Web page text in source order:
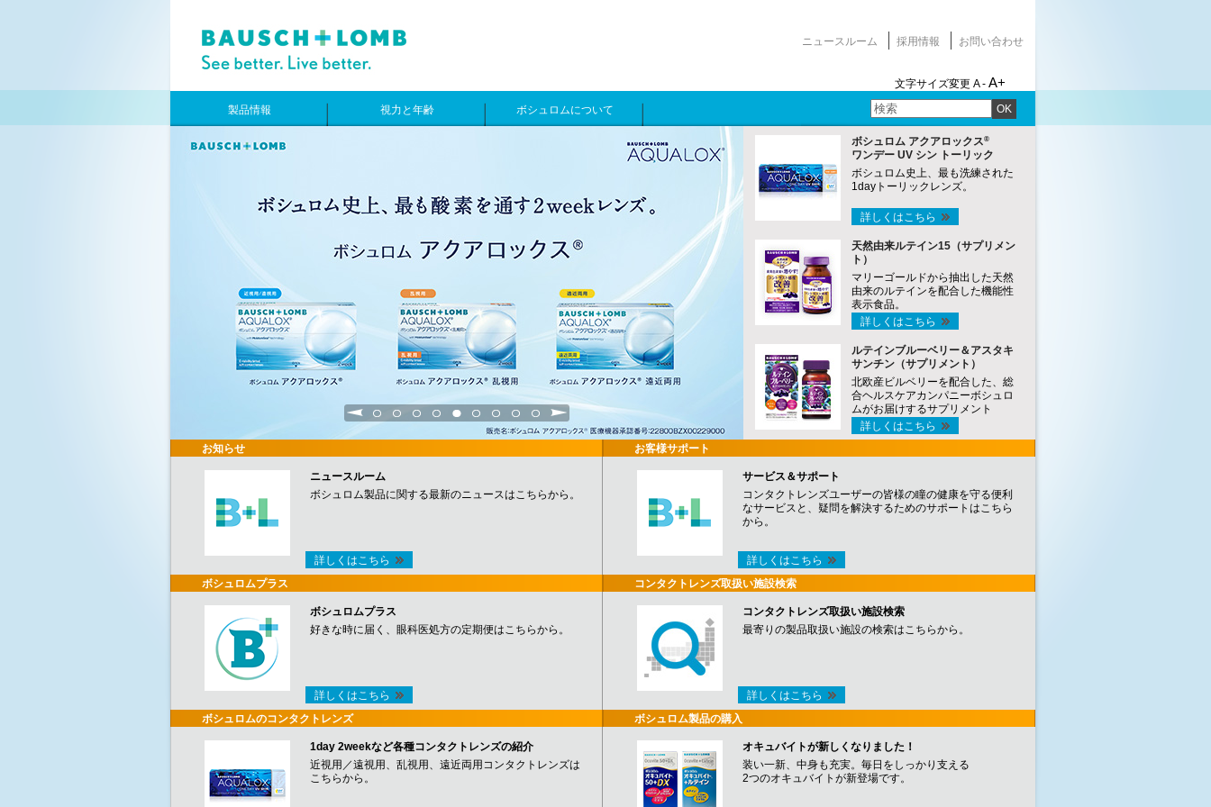
ニュースルーム 採用情報 お問い合わせ
文字サイズ変更 A - A+
OK
製品情報 視力と年齢 ボシュロムについて
1 2 3 4 5 6 7 8 9
ボシュロム アクアロックス®
ワンデー UV シン トーリック
ボシュロム史上、最も洗練された
1dayトーリックレンズ。
詳しくはこちら
天然由来ルテイン15（サプリメン
ト）
マリーゴールドから抽出した天然
由来のルテインを配合した機能性
表示食品。
詳しくはこちら
ルテインブルーベリー＆アスタキ
サンチン（サプリメント）
北欧産ビルベリーを配合した、総
合ヘルスケアカンパニーボシュロ
ムがお届けするサプリメント
詳しくはこちら
お知らせ
ニュースルーム
ボシュロム製品に関する最新のニュースはこちらから。
詳しくはこちら
ボシュロムプラス
ボシュロムプラス
好きな時に届く、眼科医処方の定期便はこちらから。
詳しくはこちら
ボシュロムのコンタクトレンズ
1day 2weekなど各種コンタクトレンズの紹介
近視用／遠視用、乱視用、遠近両用コンタクトレンズは
こちらから。
お客様サポート
サービス＆サポート
コンタクトレンズユーザーの皆様の瞳の健康を守る便利
なサービスと、疑問を解決するためのサポートはこちら
から。
詳しくはこちら
コンタクトレンズ取扱い施設検索
コンタクトレンズ取扱い施設検索
最寄りの製品取扱い施設の検索はこちらから。
詳しくはこちら
ボシュロム製品の購入
オキュバイトが新しくなりました！
装い一新、中身も充実。毎日をしっかり支える
2つのオキュバイトが新登場です。